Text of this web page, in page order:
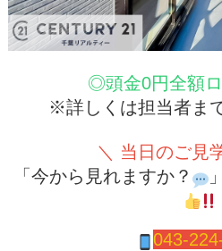
◎頭金0円全額ロ
※詳しくは担当者まで
＼ 当日のご見
「今から見れますか？
043-